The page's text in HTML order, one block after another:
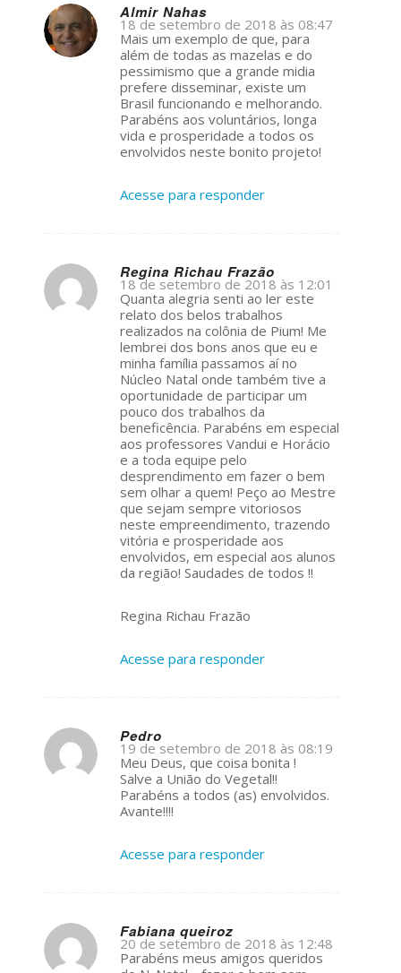
Almir Nahas
s
ays:
18 de setembro de 2018 às 08:47
Mais um exemplo de que, para
além de todas as mazelas e do
pessimismo que a grande midia
prefere disseminar, existe um
Brasil funcionando e melhorando.
Parabéns aos voluntários, longa
vida e prosperidade a todos os
envolvidos neste bonito projeto!
Acesse para responder
Regina Richau Frazão
s
ays:
18 de setembro de 2018 às 12:01
Quanta alegria senti ao ler este
relato dos belos trabalhos
realizados na colônia de Pium! Me
lembrei dos bons anos que eu e
minha família passamos aí no
Núcleo Natal onde também tive a
oportunidade de participar um
pouco dos trabalhos da
beneficência. Parabéns em especial
aos professores Vandui e Horácio
e a toda equipe pelo
desprendimento em fazer o bem
sem olhar a quem! Peço ao Mestre
que sejam sempre vitoriosos
neste empreendimento, trazendo
vitória e prosperidade aos
envolvidos, em especial aos alunos
da região! Saudades de todos !!
Regina Richau Frazão
Acesse para responder
Pedro
s
ays:
19 de setembro de 2018 às 08:19
Meu Deus, que coisa bonita !
Salve a União do Vegetal!!
Parabéns a todos (as) envolvidos.
Avante!!!!
Acesse para responder
Fabiana queiroz
s
ays:
20 de setembro de 2018 às 12:48
Parabéns meus amigos queridos